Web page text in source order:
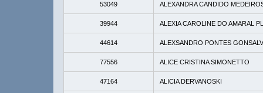
53049 ALEXANDRA CANDIDO
39944 ALEXIA CAROLINE DO AMARAL
44614 ALEXSANDRO PONTES
77556 ALICE CRISTINA SIMONETTO
47164 ALICIA DERVANOSKI